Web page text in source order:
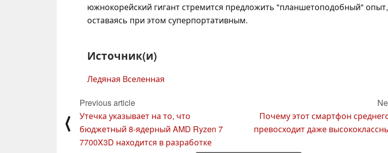
южнокорейский гигант стремится предложить "планшетоподобный" опыт,
оставаясь при этом суперпортативным.
Источник(и)
Ледяная Вселенная
⟨
Previous article
Утечка указывает на то, что
бюджетный 8-ядерный AMD Ryzen 7
7700X3D находится в разработке
Почему этот смартфон
превосходит даже